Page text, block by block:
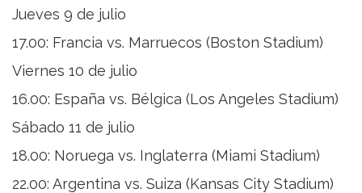
Jueves 9 de julio
17.00: Francia vs. Marruecos (Boston Stadium)
Viernes 10 de julio
16.00: España vs. Bélgica (Los Angeles Stadium)
Sábado 11 de julio
18.00: Noruega vs. Inglaterra (Miami Stadium)
22.00: Argentina vs. Suiza (Kansas City Stadium)